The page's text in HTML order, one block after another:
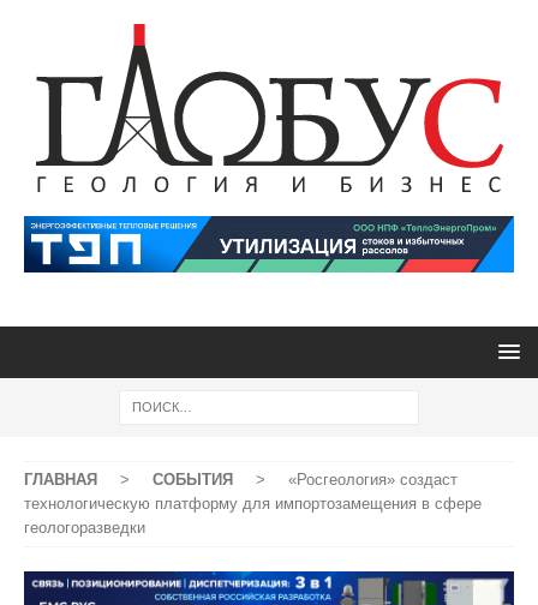
ГЛАВНАЯ > СОБЫТИЯ >
«Росгеология» создаст
технологическую платформу для импортозамещения в сфере
геологоразведки